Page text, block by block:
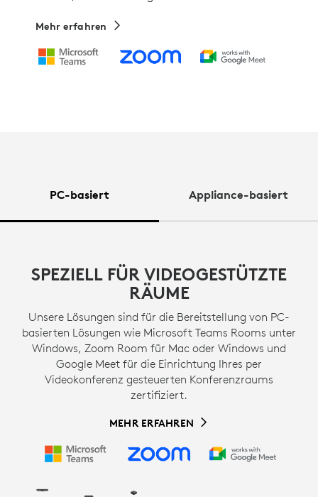
Mehr erfahren
PC-basiert Appliance-basiert
SPEZIELL FÜR VIDEOGESTÜTZTE
RÄUME
Unsere Lösungen sind für die Bereitstellung von PC-
basierten Lösungen wie Microsoft Teams Rooms unter
Windows, Zoom Room für Mac oder Windows und
Google Meet für die Einrichtung Ihres per
Videokonferenz gesteuerten Konferenzraums
zertifiziert.
MEHR ERFAHREN